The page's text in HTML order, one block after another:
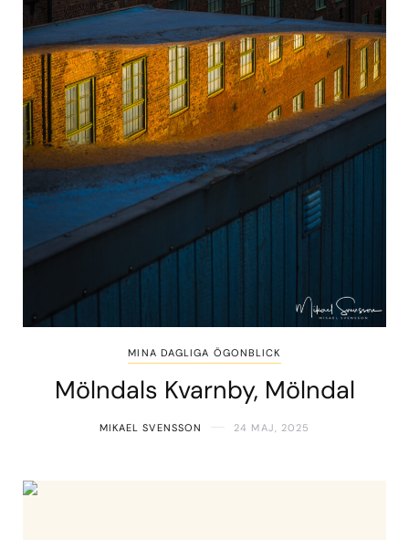
MINA DAGLIGA ÖGONBLICK
Mölndals Kvarnby, Mölndal
MIKAEL SVENSSON 24 MAJ, 2025